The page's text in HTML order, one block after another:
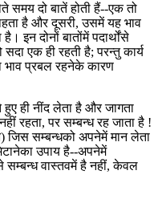
समय दो बातें होती हैं--एक तो
है और दूसरी, उसमें यह भाव
इन दोनों बातोंमें पदार्थोंसे
एक ही रहती है; परन्तु कार्य
भाव प्रबल रहनेके कारण
ही नींद लेता है और जागता
रहता, पर सम्बन्ध रह जाता है !
जिस सम्बन्धको अपनेमें मान लेता
उपाय है--अपनेमें
सम्बन्ध वास्तवमें है नहीं, केवल